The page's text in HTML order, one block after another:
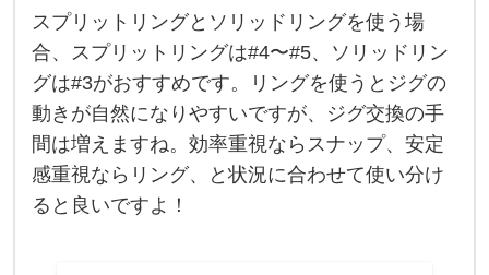
！
ス
ナ
ッ
プ
で
も
全
然
大
丈
夫
スプリットリングとソリッドリングを使う場
合、スプリットリングは#4〜#5、ソリッドリン
グは#3がおすすめです。リングを使うとジグの
動きが自然になりやすいですが、ジグ交換の手
間は増えますね。効率重視ならスナップ、安定
感重視ならリング、と状況に合わせて使い分け
ると良いですよ！